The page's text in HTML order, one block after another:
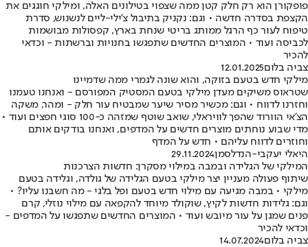
פופקורן הוא רק חלק קטן ממה שצפוי בטילונים האלה, ומילקי חוגגים את
הקצפת בסדרה חדשה • וגם: נקניק בתיבול צ'ילי-ליים לנשנוש, סדרת
טיפוח לעור כף הרגל ממותג בריטי שנחת בארץ, קפסולות מבושמות
לכביסה ועוד • המוצרים החדשים שתפגשו בחנויות וברשתות - וכדאי
להכיר
צביה בלום12.01.2025
מילקי חדש בטעם בזוקה, והוא שונה לגמרי ממה שדמיינו
שטראוס משיקים מעדן מילקי בטעם המסטיק המפורסם - ואנחנו טעמנו
וחזרנו לדווח • וגם: מכשיר מסיר שיער שמבטיח עור חלק - ומהר, משקה
הצ'אי הוורוד שהפך לוויראלי, שואב שוטף שמזהה כ-100 סוגי חפצים ועוד •
מדי שבוע נוחתים מוצרים חדשים על המדפים, ואנחנו בודקים אותם
וחוזרים לדווח עליהם • חדש על המדף
היאלי יעקבי-הנדלסמן29.11.2024
המילקי של הגלידה ובמבה במילוי מסקרן: חדשות הצרכנות
שיתוף פעולה מעניין יצר מילקי בטעם הגלידה של גולדה, וגלידה בטעם
מילקי • במבה מגיעה עם מילוי חדש בטעם ופל בלגי - מה חשבנו עליו? •
וגם: גלידות חדשות לקיץ, שוקולד מיוחד להקפאה עם מילוי נוזלי, קרם
פנים שמגן על עור מיובש ועוד • המוצרים החדשים שתפגשו על המדפים -
וכדאי להכיר
צביה בלום14.07.2024